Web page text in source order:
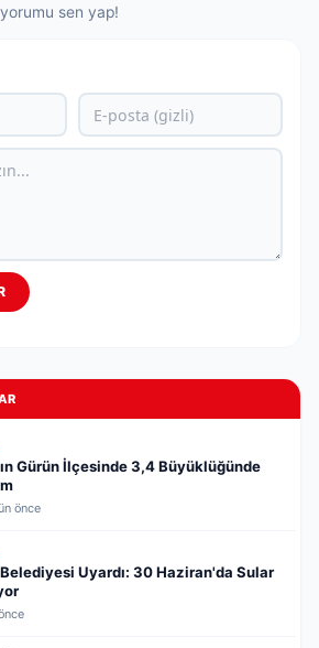
sen yap!
Gürün İlçesinde 3,4 Büyüklüğünde
önce
Uyardı: 30 Haziran'da Sular